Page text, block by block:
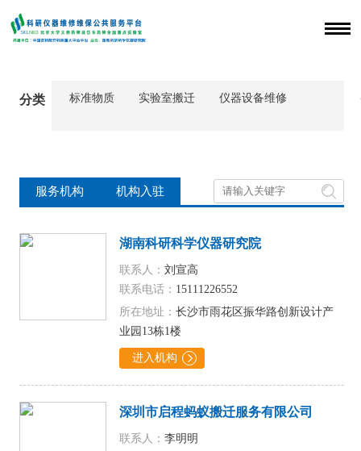
分类 标准物质 实验室搬迁 仪器设备维修

服务机构 机构入驻
湖南科研科学仪器研究院
联系人： 刘宣高
联系电话： 15111226552
所在地址： 长沙市雨花区振华路创新设计产
业园13栋1楼
进入机构 
深圳市启程蚂蚁搬迁服务有限公司
联系人： 李明明